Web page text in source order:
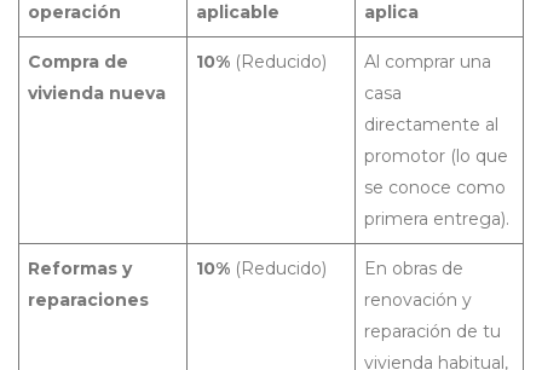
operación
aplicable
aplica
Compra de
vivienda nueva
10% (Reducido)
Al comprar una
casa
directamente al
promotor (lo que
se conoce como
primera entrega).
Reformas y
reparaciones
10% (Reducido)
En obras de
renovación y
reparación de tu
vivienda habitual,